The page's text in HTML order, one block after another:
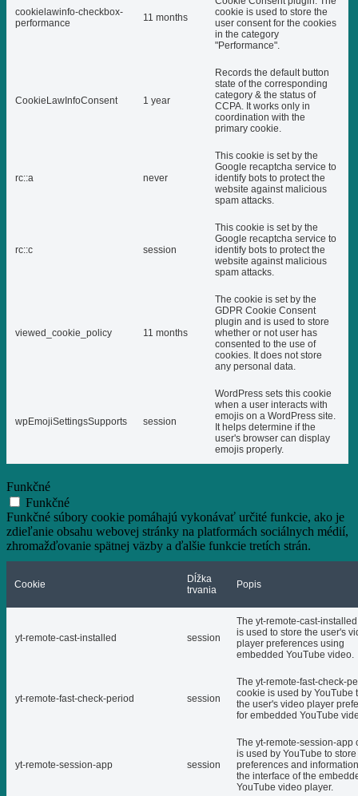
cookielawinfo-checkbox-
performance
11 months
cookie is used to store the
user consent for the cookies
in the category
"Performance".
CookieLawInfoConsent 1 year
Records the default button
state of the corresponding
category & the status of
CCPA. It works only in
coordination with the
primary cookie.
rc::a never
This cookie is set by the
Google recaptcha service to
identify bots to protect the
website against malicious
spam attacks.
rc::c session
This cookie is set by the
Google recaptcha service to
identify bots to protect the
website against malicious
spam attacks.
viewed_cookie_policy 11 months
The cookie is set by the
GDPR Cookie Consent
plugin and is used to store
whether or not user has
consented to the use of
cookies. It does not store
any personal data.
wpEmojiSettingsSupports session
WordPress sets this cookie
when a user interacts with
emojis on a WordPress site.
It helps determine if the
user's browser can display
emojis properly.
Funkčné
Funkčné
Funkčné súbory cookie pomáhajú vykonávať určité funkcie, ako je
zdieľanie obsahu webovej stránky na platformách sociálnych médií,
zhromažďovanie spätnej väzby a ďalšie funkcie tretích strán.
Cookie
Dĺžka
trvania
Popis
yt-remote-cast-installed session
The yt-remote-cast-
is used to store the user's
player preferences using
embedded YouTube video.
yt-remote-fast-check-period session
The yt-remote-fast-check-
cookie is used by YouTube
the user's video player
for embedded YouTube
yt-remote-session-app session
The yt-remote-session-app
is used by YouTube to
preferences and
the interface of the
YouTube video player.